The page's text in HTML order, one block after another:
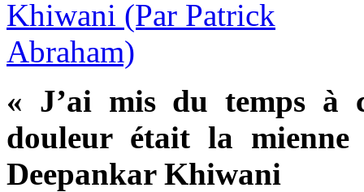
« J’ai mis du temps à
douleur était la
Deepankar Khiwani